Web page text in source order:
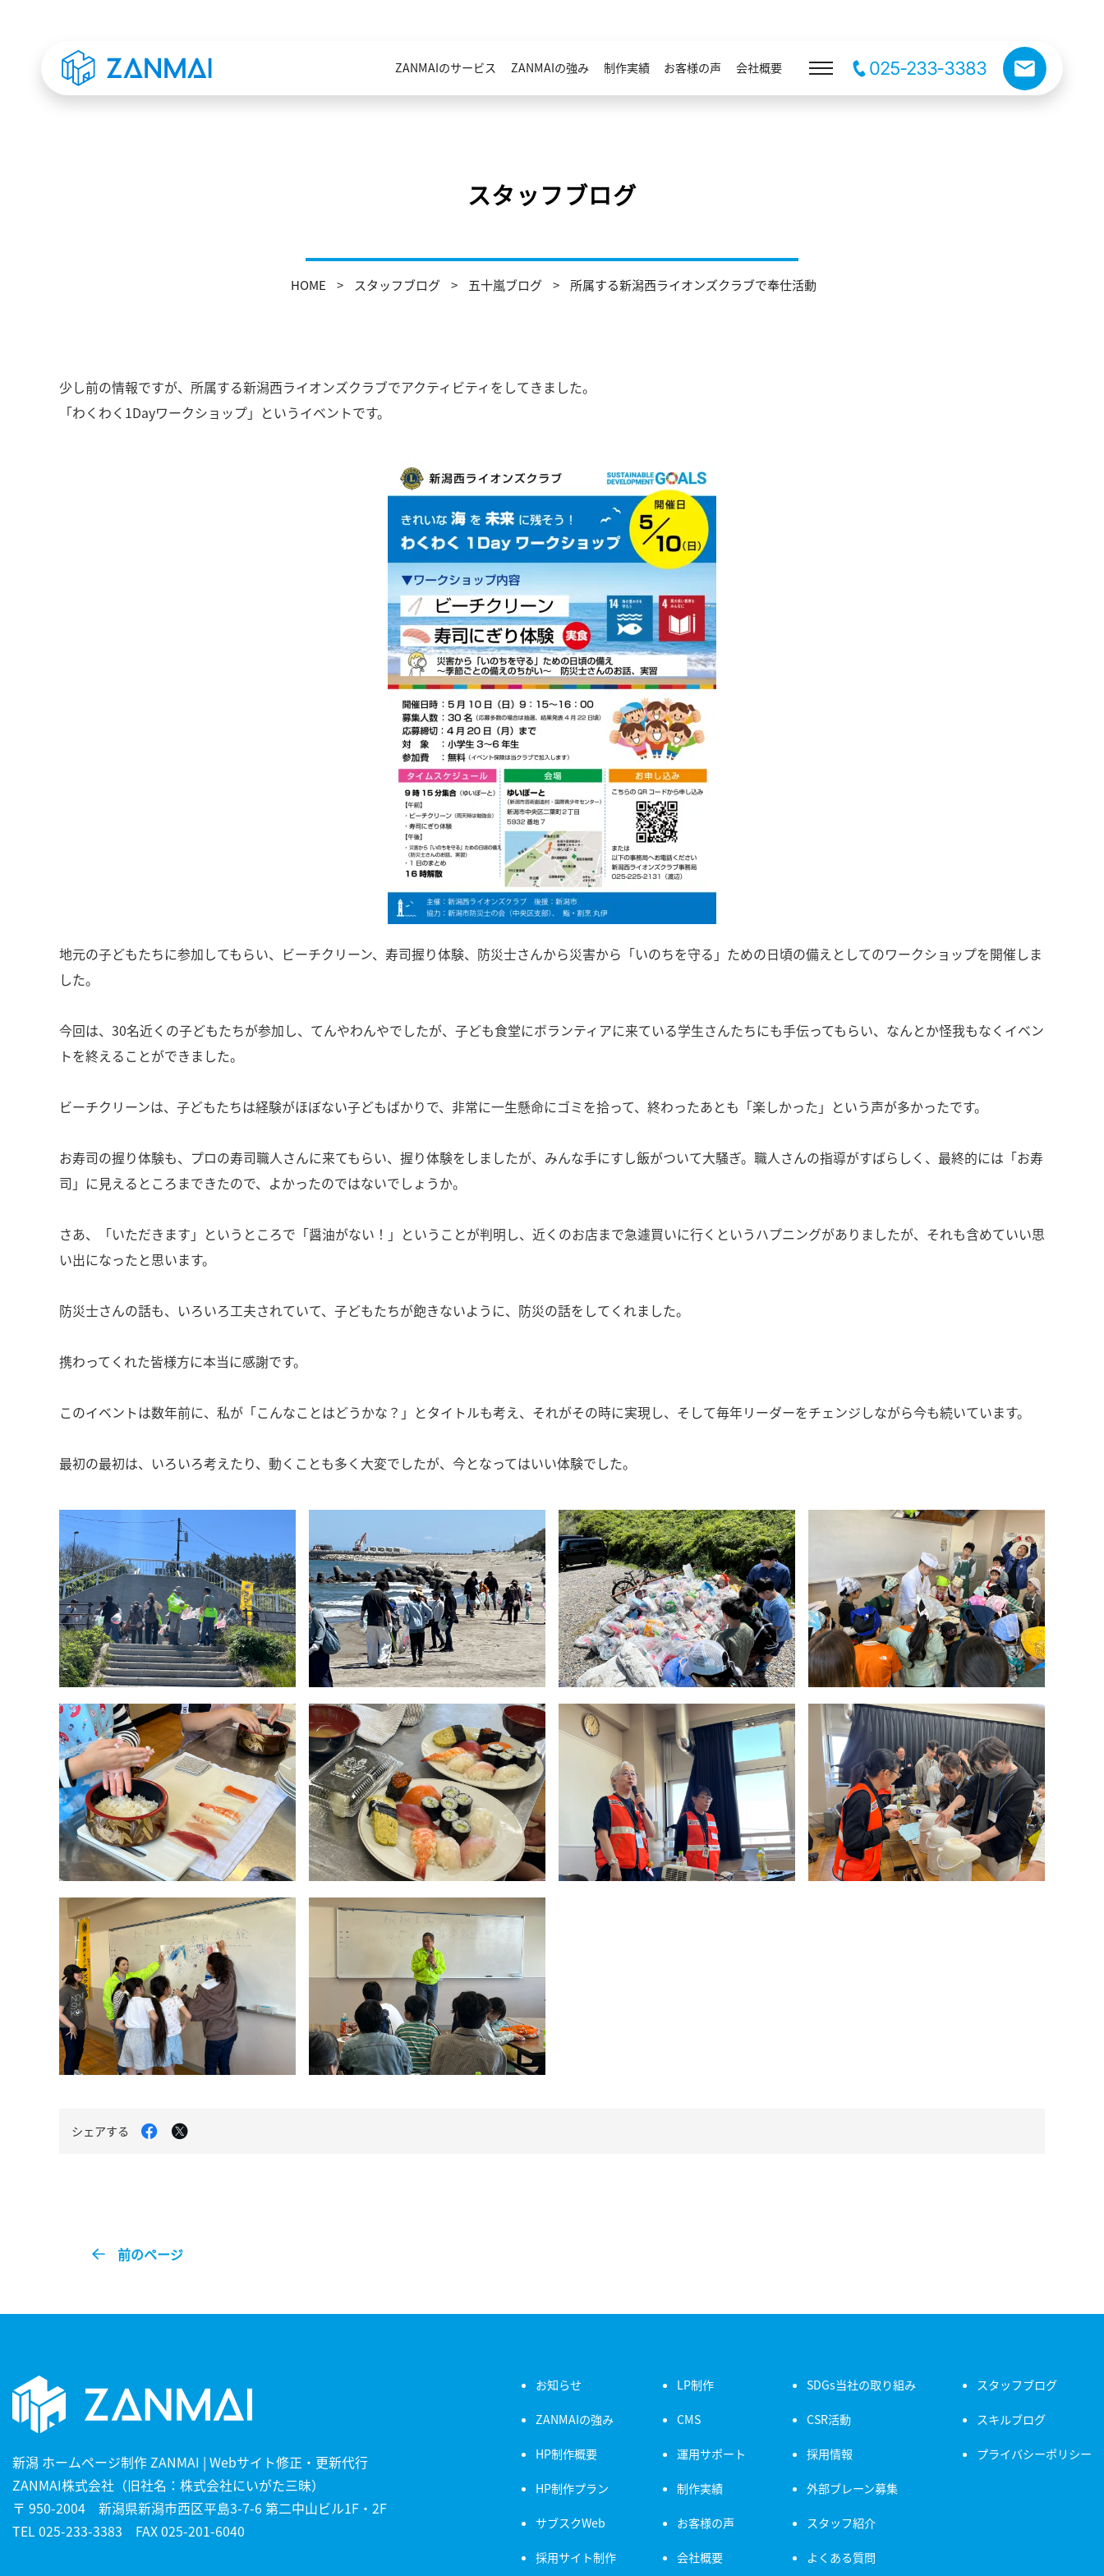
ZANMAIのサービス ZANMAIの強み 制作実績 お客様の声 会社概要 025-233-3383
スタッフブログ
HOME スタッフブログ 五十嵐ブログ 所属する新潟西ライオンズクラブで奉仕活動
少し前の情報ですが、所属する新潟西ライオンズクラブでアクティビティをしてきました。
「わくわく1Dayワークショップ」というイベントです。
地元の子どもたちに参加してもらい、ビーチクリーン、寿司握り体験、防災士さんから災害から「いのちを守る」ための日頃の備えとしてのワークショップを開催しま
した。
今回は、30名近くの子どもたちが参加し、てんやわんやでしたが、子ども食堂にボランティアに来ている学生さんたちにも手伝ってもらい、なんとか怪我もなくイベン
トを終えることができました。
ビーチクリーンは、子どもたちは経験がほぼない子どもばかりで、非常に一生懸命にゴミを拾って、終わったあとも「楽しかった」という声が多かったです。
お寿司の握り体験も、プロの寿司職人さんに来てもらい、握り体験をしましたが、みんな手にすし飯がついて大騒ぎ。職人さんの指導がすばらしく、最終的には「お寿
司」に見えるところまできたので、よかったのではないでしょうか。
さあ、「いただきます」というところで「醤油がない！」ということが判明し、近くのお店まで急遽買いに行くというハプニングがありましたが、それも含めていい思
い出になったと思います。
防災士さんの話も、いろいろ工夫されていて、子どもたちが飽きないように、防災の話をしてくれました。
携わってくれた皆様方に本当に感謝です。
このイベントは数年前に、私が「こんなことはどうかな？」とタイトルも考え、それがその時に実現し、そして毎年リーダーをチェンジしながら今も続いています。
最初の最初は、いろいろ考えたり、動くことも多く大変でしたが、今となってはいい体験でした。
シェアする
Facebook
X
前のページ
新潟 ホームページ制作 ZANMAI | Webサイト修正・更新代行
ZANMAI株式会社（旧社名：株式会社にいがた三昧）
〒 950-2004 新潟県新潟市西区平島3-7-6 第二中山ビル1F・2F
TEL025-233-3383 FAX 025-201-6040
お知らせ
ZANMAIの強み
HP制作概要
HP制作プラン
サブスクWeb
採用サイト制作
LP制作
CMS
運用サポート
制作実績
お客様の声
会社概要
SDGs当社の取り組み
CSR活動
採用情報
外部ブレーン募集
スタッフ紹介
よくある質問
スタッフブログ
スキルブログ
プライバシーポリシー